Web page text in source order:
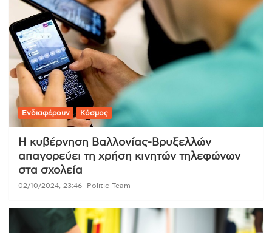
Ενδιαφέρουν Κόσμος
Η κυβέρνηση Βαλλονίας-Βρυξελλών
απαγορεύει τη χρήση κινητών τηλεφώνων
στα σχολεία
02/10/2024, 23:46 Politic Team